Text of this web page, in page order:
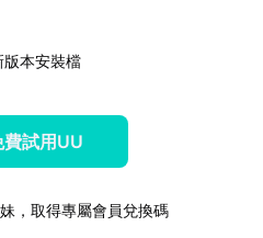
本安裝檔
試用UU
，取得專屬會員兌換碼